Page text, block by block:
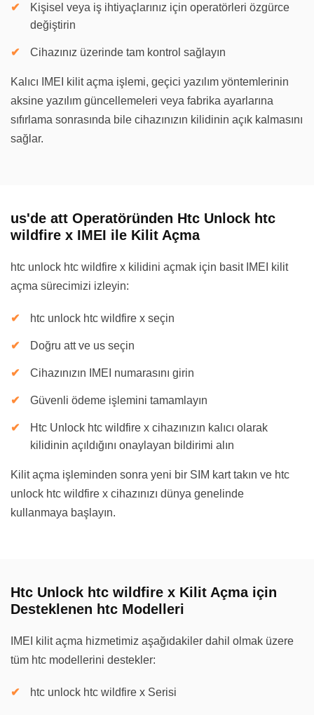
Kişisel veya iş ihtiyaçlarınız için operatörleri özgürce
değiştirin
Cihazınız üzerinde tam kontrol sağlayın
Kalıcı IMEI kilit açma işlemi, geçici yazılım yöntemlerinin
aksine yazılım güncellemeleri veya fabrika ayarlarına
sıfırlama sonrasında bile cihazınızın kilidinin açık kalmasını
sağlar.
us'de att Operatöründen Htc Unlock htc
wildfire x IMEI ile Kilit Açma
htc unlock htc wildfire x kilidini açmak için basit IMEI kilit
açma sürecimizi izleyin:
htc unlock htc wildfire x seçin
Doğru att ve us seçin
Cihazınızın IMEI numarasını girin
Güvenli ödeme işlemini tamamlayın
Htc Unlock htc wildfire x cihazınızın kalıcı olarak
kilidinin açıldığını onaylayan bildirimi alın
Kilit açma işleminden sonra yeni bir SIM kart takın ve htc
unlock htc wildfire x cihazınızı dünya genelinde
kullanmaya başlayın.
Htc Unlock htc wildfire x Kilit Açma için
Desteklenen htc Modelleri
IMEI kilit açma hizmetimiz aşağıdakiler dahil olmak üzere
tüm htc modellerini destekler:
htc unlock htc wildfire x Serisi